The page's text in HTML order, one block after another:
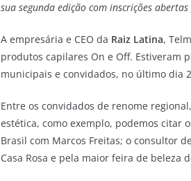
sua segunda edição com inscrições
A empresária e CEO da Raiz Latina,
produtos capilares On e Off. Estiveram
municipais e convidados, no último dia
Entre os convidados de renome
estética, como exemplo, podemos citar
Brasil com Marcos Freitas; o consultor
Casa Rosa e pela maior feira de